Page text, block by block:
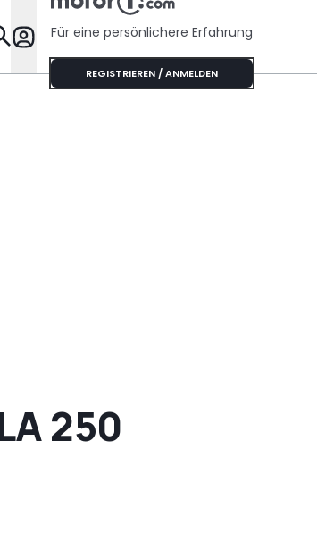
Specials
Für eine persönlichere Erfahrung
REGISTRIEREN / ANMELDEN
250